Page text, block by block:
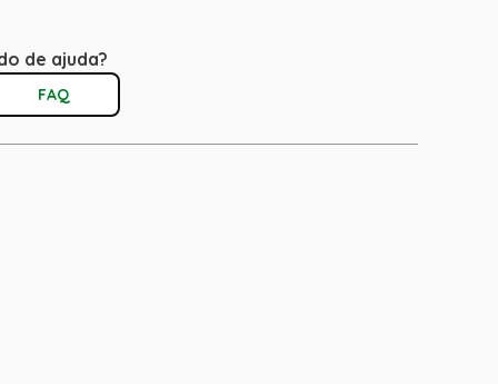
de ajuda?
FAQ